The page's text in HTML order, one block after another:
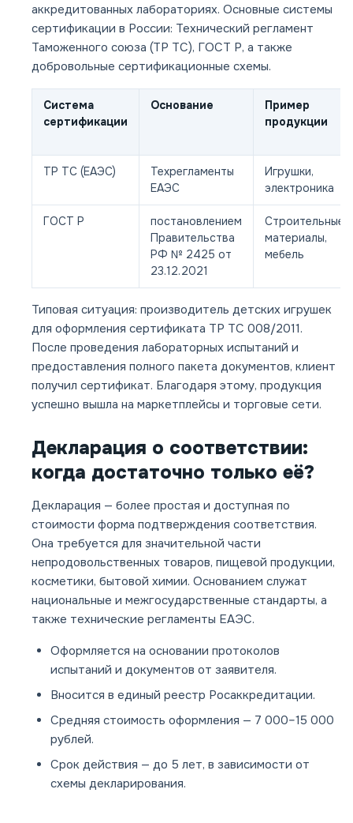
аккредитованных лабораториях. Основные системы
сертификации в России: Технический регламент
Таможенного союза (ТР ТС), ГОСТ Р, а также
добровольные сертификационные схемы.
Система
сертификации
Основание
Пример
продукции
ТР ТС (ЕАЭС)
Техрегламенты
ЕАЭС
Игрушки,
электроника
ГОСТ Р
постановлением
Правительства
РФ № 2425 от
23.12.2021
Строительные
материалы,
мебель
Типовая ситуация: производитель детских игрушек
для оформления сертификата ТР ТС 008/2011.
После проведения лабораторных испытаний и
предоставления полного пакета документов, клиент
получил сертификат. Благодаря этому, продукция
успешно вышла на маркетплейсы и торговые сети.
Декларация о соответствии:
когда достаточно только её?
Декларация — более простая и доступная по
стоимости форма подтверждения соответствия.
Она требуется для значительной части
непродовольственных товаров, пищевой продукции,
косметики, бытовой химии. Основанием служат
национальные и межгосударственные стандарты, а
также технические регламенты ЕАЭС.
Оформляется на основании протоколов
испытаний и документов от заявителя.
Вносится в единый реестр Росаккредитации.
Средняя стоимость оформления — 7 000–15 000
рублей.
Срок действия — до 5 лет, в зависимости от
схемы декларирования.